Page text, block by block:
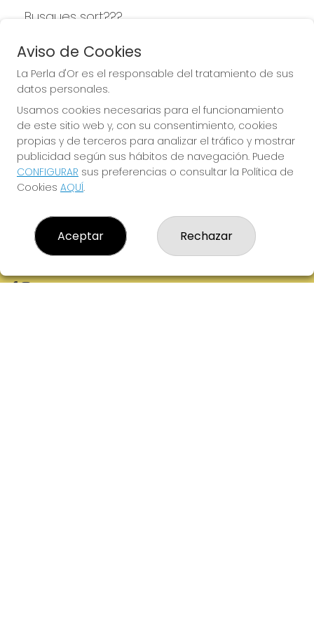
Busques sort???
LA PERLA D'OR
LA PERLA D'OR
¿Quiénes somos?
Comprar lotería
Resultados
Contacto
Empresas
Registro
Aviso de Cookies
La Perla d'Or es el responsable del tratamiento de sus
datos personales.
Usamos cookies necesarias para el funcionamiento
de este sitio web y, con su consentimiento, cookies
propias y de terceros para analizar el tráfico y mostrar
publicidad según sus hábitos de navegación. Puede
CONFIGURAR sus preferencias o consultar la Política de
Cookies AQUÍ.
Aceptar Rechazar